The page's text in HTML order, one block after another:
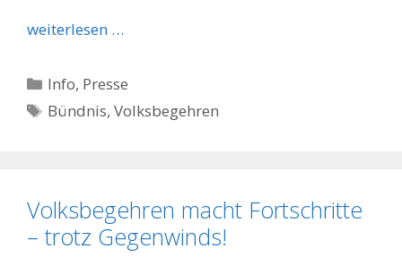
weiterlesen …
Kategorien
Info, Presse
Schlagwörter
Bündnis,Volksbegehren
Volksbegehren macht Fortschritte
– trotz Gegenwinds!